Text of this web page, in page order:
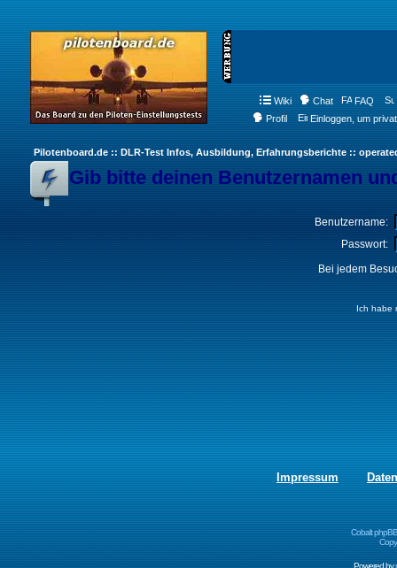
Wiki Chat FAQ
Profil
Einloggen, um
Pilotenboard.de :: DLR-Test Infos, Ausbildung, Erfahrungsberichte ::
Gib bitte deinen Benutzernamen
Benutzername:
Passwort:
Bei jedem
Ich habe
Impressum
Cobalt
Powered by